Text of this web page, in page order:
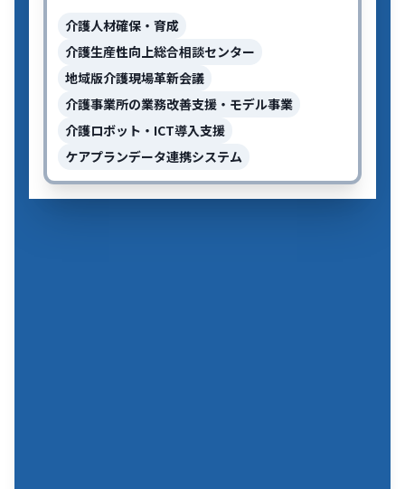
介護人材確保・育成
介護生産性向上総合相談センター
地域版介護現場革新会議
介護事業所の業務改善支援・モデル事業
介護ロボット・ICT導入支援
ケアプランデータ連携システム